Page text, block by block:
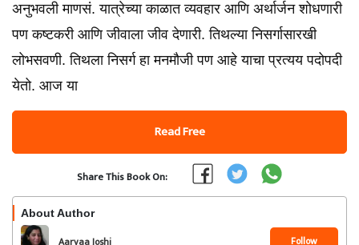
अनुभवली माणसं. यात्रेच्या काळात व्यवहार आणि अर्थार्जन शोधणारी
पण कष्टकरी आणि जीवाला जीव देणारी. तिथल्या निसर्गासारखी
लोभसवणी. तिथला निसर्ग हा मनमौजी पण आहे याचा प्रत्यय पदोपदी
येतो. आज या
Read Free
Share This Book On:
About Author
Aaryaa Joshi Follow